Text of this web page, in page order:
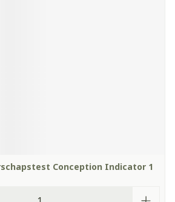
Conception Indicator 1